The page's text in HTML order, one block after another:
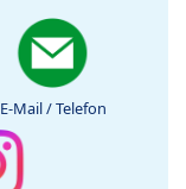
E-Mail / Telefon